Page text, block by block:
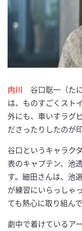
内川 谷口聡一（た
は、ものすごくスト
外にも、車いすラグ
ださったりしたのが
谷口というキャラク
表のキャプテン、池
す。細田さんは、池
が練習にいらっしゃ
ても熱心に取り組ん
劇中で着けているア